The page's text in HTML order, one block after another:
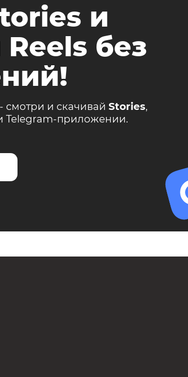
и
без
смотри и скачивай Stories,
Telegram-приложении.